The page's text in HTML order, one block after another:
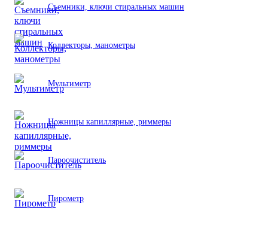
Съемники, ключи стиральных машин
Коллекторы, манометры
Мультиметр
Ножницы капиллярные, риммеры
Пароочиститель
Пирометр